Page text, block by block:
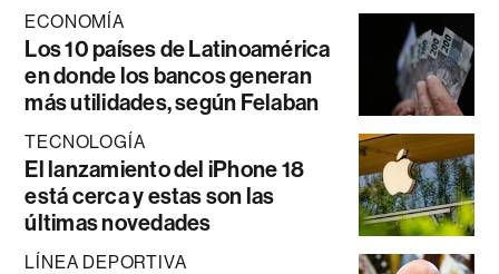
ECONOMÍA
Los 10 países de Latinoamérica
en donde los bancos generan
más utilidades, según Felaban
TECNOLOGÍA
El lanzamiento del iPhone 18
está cerca y estas son las
últimas novedades
LÍNEA DEPORTIVA